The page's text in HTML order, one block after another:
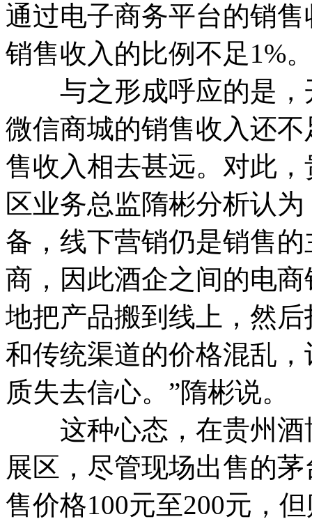
通过电子商务平台的销
销售收入的比例不足1%
与之形成呼应的是，
微信商城的销售收入还
售收入相去甚远。对此
区业务总监隋彬分析认
备，线下营销仍是销售
商，因此酒企之间的电
地把产品搬到线上，然
和传统渠道的价格混乱
质失去信心。”隋彬说。
这种心态，在贵州酒
展区，尽管现场出售的
售价格100元至200元，